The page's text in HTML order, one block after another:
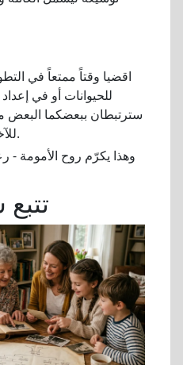
اقضيا وقتاً ممتعاً في
للحيوانات أو في
سترتبطان ببعضكما البعض
للآخرين أثناء قضاء الوقت معاً.
وهذا يكرّم روح الأمومة -